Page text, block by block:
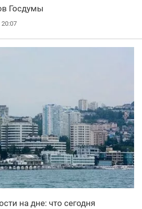
Госдумы
20:07
на дне: что сегодня